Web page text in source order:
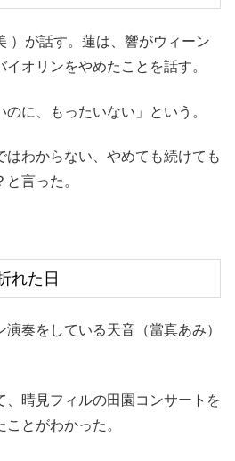
）が話す。蓮は、響がウィーン
オリンをやめたことを話す。
に、もったいない」という。
はわからない、やめても続けても
言った。
れた日
奏をしている天音（當真あみ）
、晴見フィルの田園コンサートを
とがわかった。